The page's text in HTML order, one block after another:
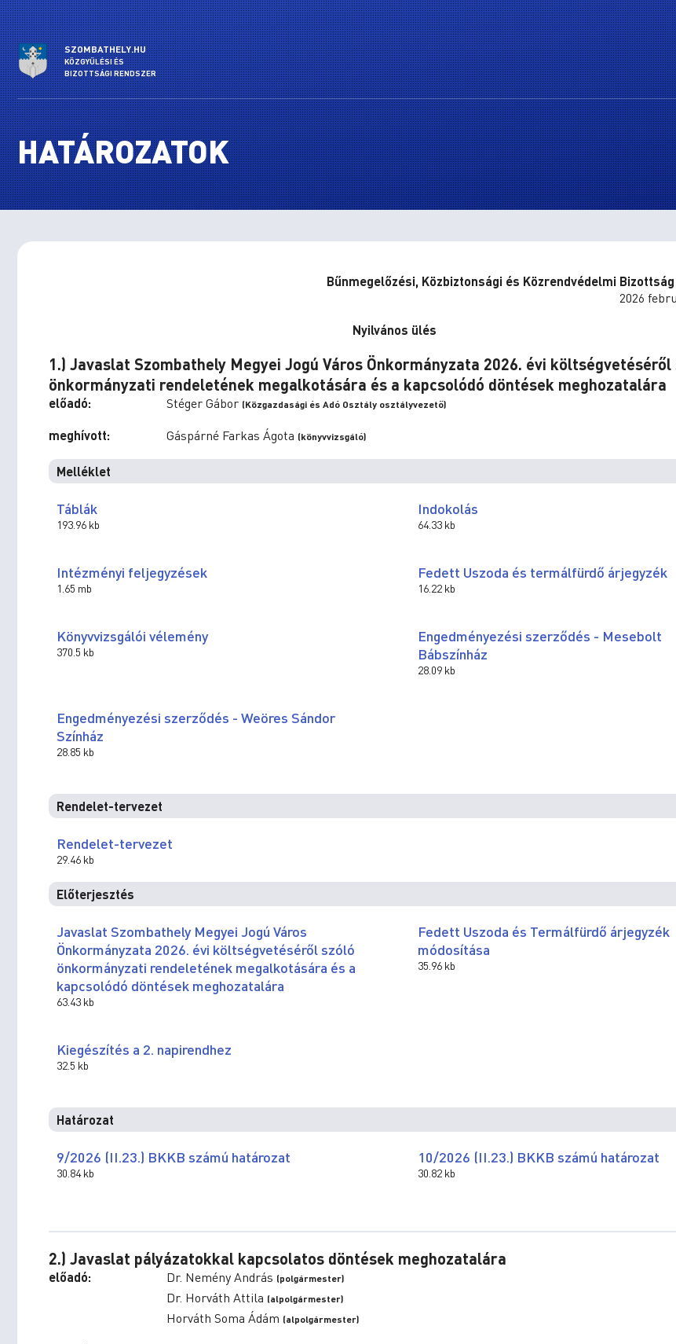
SZOMBATHELY.HU
KÖZGYŰLÉSI ÉS
BIZOTTSÁGI RENDSZER
HATÁROZATOK
Bűnmegelőzési, Közbiztonsági és Közrendvédelmi
2026
Nyilvános ülés
1.) Javaslat Szombathely Megyei Jogú Város Önkormányzata 2026. évi költségvetéséről
önkormányzati rendeletének megalkotására és a kapcsolódó döntések meghozatalára
előadó: Stéger Gábor (Közgazdasági és Adó Osztály osztályvezető)
meghívott: Gáspárné Farkas Ágota (könyvvizsgáló)
Melléklet
Táblák
193.96 kb
Indokolás
64.33 kb
Intézményi feljegyzések
1.65 mb
Fedett Uszoda és termálfürdő árjegyzék
16.22 kb
Könyvvizsgálói vélemény
370.5 kb
Engedményezési szerződés - Mesebolt
Bábszínház
28.09 kb
Engedményezési szerződés - Weöres Sándor
Színház
28.85 kb
Rendelet-tervezet
Rendelet-tervezet
29.46 kb
Előterjesztés
Javaslat Szombathely Megyei Jogú Város
Önkormányzata 2026. évi költségvetéséről szóló
önkormányzati rendeletének megalkotására és a
kapcsolódó döntések meghozatalára
63.43 kb
Fedett Uszoda és Termálfürdő árjegyzék
módosítása
35.96 kb
Kiegészítés a 2. napirendhez
32.5 kb
Határozat
9/2026 (II.23.) BKKB számú határozat
30.84 kb
10/2026 (II.23.) BKKB számú határozat
30.82 kb
2.) Javaslat pályázatokkal kapcsolatos döntések meghozatalára
előadó: Dr. Nemény András (polgármester)
Dr. Horváth Attila (alpolgármester)
Horváth Soma Ádám (alpolgármester)